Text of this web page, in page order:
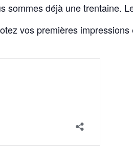
sommes déjà une trentaine.
vos premières